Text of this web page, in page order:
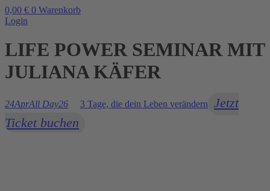
0,00 € 0 Warenkorb
Login
LIFE POWER SEMINAR MIT
JULIANA KÄFER
24AprAll Day26 3 Tage, die dein Leben verändern
Jetzt
Ticket buchen